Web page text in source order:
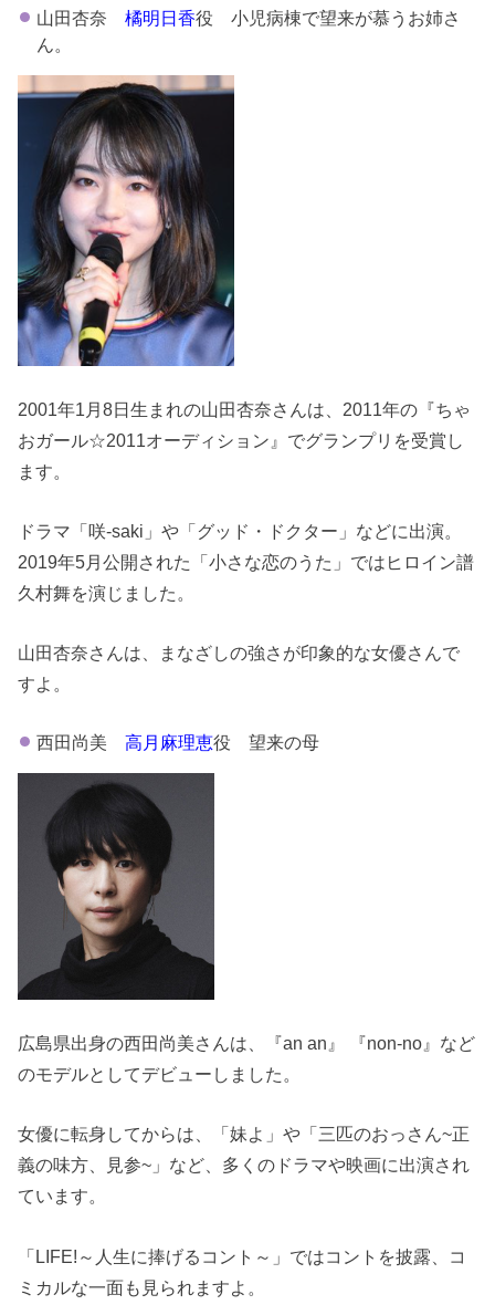
山田杏奈 橘明日香役 小児病棟で望来が慕うお姉さ
ん。
2001年1月8日生まれの山田杏奈さんは、2011年の『ちゃ
おガール☆2011オーディション』でグランプリを受賞し
ます。
ドラマ「咲-saki」や「グッド・ドクター」などに出演。
2019年5月公開された「小さな恋のうた」ではヒロイン譜
久村舞を演じました。
山田杏奈さんは、まなざしの強さが印象的な女優さんで
すよ。
西田尚美 高月麻理恵役 望来の母
広島県出身の西田尚美さんは、『an an』 『non-no』など
のモデルとしてデビューしました。
女優に転身してからは、「妹よ」や「三匹のおっさん~正
義の味方、見参~」など、多くのドラマや映画に出演され
ています。
「LIFE!～人生に捧げるコント～」ではコントを披露、コ
ミカルな一面も見られますよ。